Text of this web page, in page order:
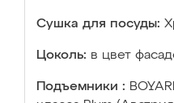
Сушка для посуды:
Цоколь: в цвет
Подъемники :